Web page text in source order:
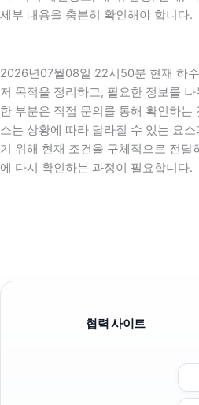
세부 내용을 충분히 확인해야 합니다.
2026년07월08일 22시50분 현재 하
저 목적을 정리하고, 필요한 정보를
한 부분은 직접 문의를 통해 확인하는
소는 상황에 따라 달라질 수 있는 요
기 위해 현재 조건을 구체적으로 전달
에 다시 확인하는 과정이 필요합니다.
협력 사이트